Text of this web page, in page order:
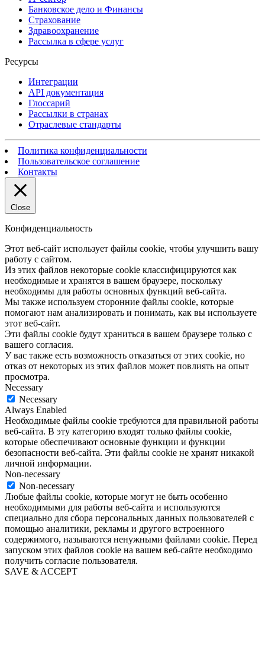
Банковское дело и Финансы
Страхование
Здравоохранение
Рассылка в сфере услуг
Ресурсы
Интеграции
API документация
Глоссарий
Рассылки в странах
Отраслевые стандарты
Политика конфиденциальности
Пользовательское соглашение
Контакты
Close
Конфиденциальность
Этот веб-сайт использует файлы cookie, чтобы улучшить вашу
работу с сайтом.
Из этих файлов некоторые cookie классифицируются как
необходимые и хранятся в вашем браузере, поскольку
необходимы для работы основных функций веб-сайта.
Мы также используем сторонние файлы cookie, которые
помогают нам анализировать и понимать, как вы используете
этот веб-сайт.
Эти файлы cookie будут храниться в вашем браузере только с
вашего согласия.
У вас также есть возможность отказаться от этих cookie, но
отказ от некоторых из этих файлов может повлиять на опыт
просмотра.
Necessary
Necessary
Always Enabled
Необходимые файлы cookie требуются для правильной работы
веб-сайта. В эту категорию входят только файлы cookie,
которые обеспечивают основные функции и функции
безопасности веб-сайта. Эти файлы cookie не хранят никакой
личной информации.
Non-necessary
Non-necessary
Любые файлы cookie, которые могут не быть особенно
необходимыми для работы веб-сайта и используются
специально для сбора персональных данных пользователей с
помощью аналитики, рекламы и другого встроенного
содержимого, называются ненужными файлами cookie. Перед
запуском этих файлов cookie на вашем веб-сайте необходимо
получить согласие пользователя.
SAVE & ACCEPT